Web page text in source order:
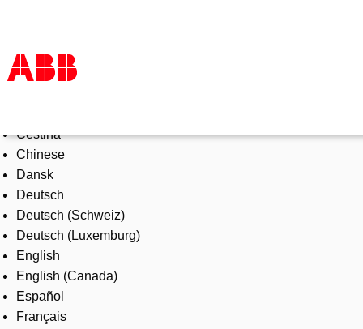
Products & Solutions
Industries
Services
About us
Where to buy
Contact us
Careers
Čeština
Chinese
Dansk
Deutsch
Deutsch (Schweiz)
Deutsch (Luxemburg)
English
English (Canada)
Español
Français